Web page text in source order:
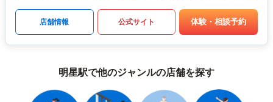
店舗情報 公式サイト 体験・相談予約
明星駅で他のジャンルの店舗を探す